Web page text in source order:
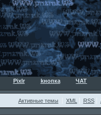
Pixlr kнопка ЧАТ
Активные темы XML RSS